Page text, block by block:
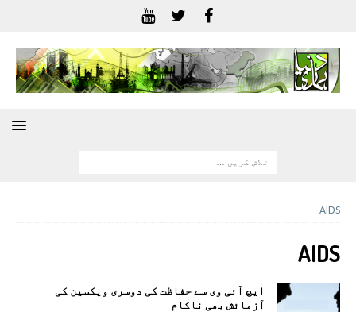
AIDS
AIDS
ایچ آئی وی سے حفاظت کی دوسری ویکسین کی
آزمائش بھی ناکام